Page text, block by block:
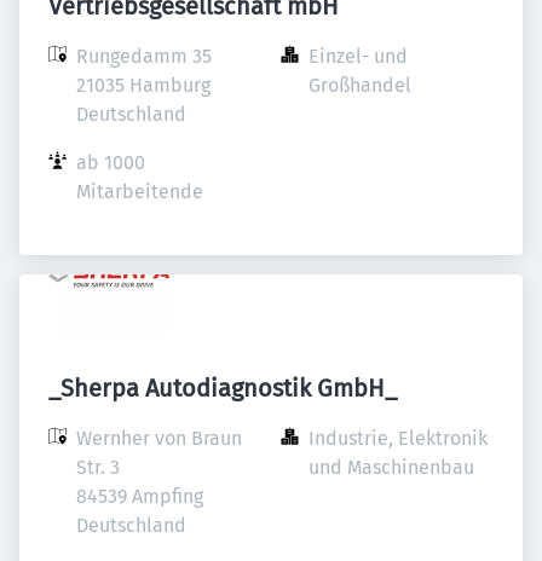
Vertriebsgesellschaft mbH
Rungedamm 35
21035 Hamburg
Deutschland
Einzel- und
Großhandel
ab 1000
Mitarbeitende
_Sherpa Autodiagnostik GmbH_
Wernher von Braun
Str. 3
84539 Ampfing
Deutschland
Industrie, Elektronik
und Maschinenbau